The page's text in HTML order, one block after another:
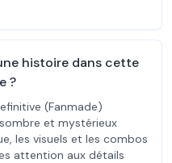
histoire dans cette
?
(Fanmade)
et mystérieux
les visuels et les combos
attention aux détails